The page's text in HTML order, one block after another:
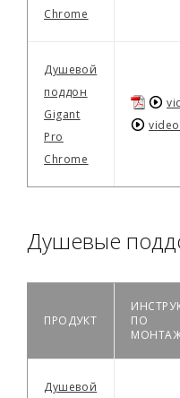
Chrome
Душевой
поддон
Gigant
Pro
Chrome
video
Душевые
ПРОДУКТ
ПО
Душевой